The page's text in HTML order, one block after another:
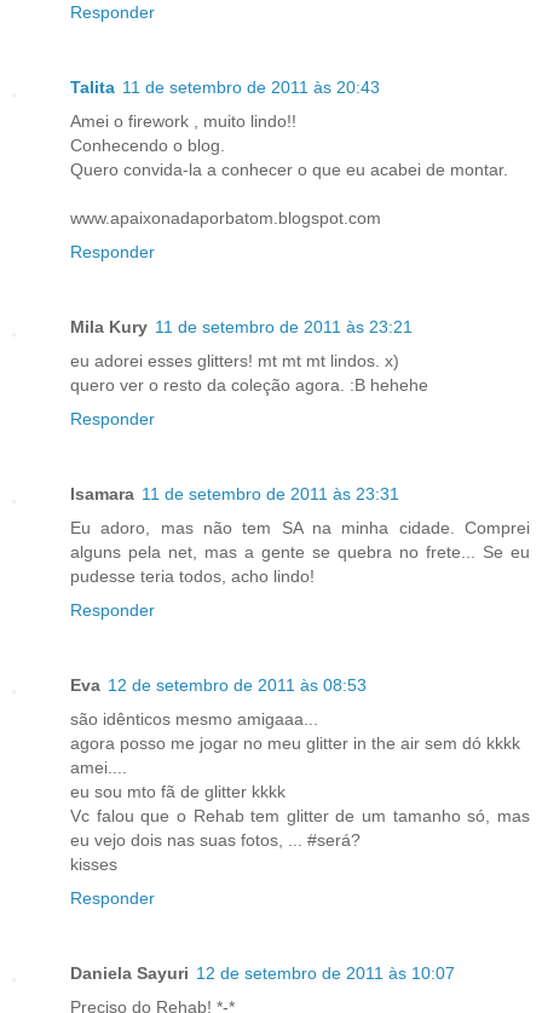
Responder
Talita 11 de setembro de 2011 às 20:43
Amei o firework , muito lindo!!
Conhecendo o blog.
Quero convida-la a conhecer o que eu acabei de montar.
www.apaixonadaporbatom.blogspot.com
Responder
Mila Kury 11 de setembro de 2011 às 23:21
eu adorei esses glitters! mt mt mt lindos. x)
quero ver o resto da coleção agora. :B hehehe
Responder
Isamara 11 de setembro de 2011 às 23:31
Eu adoro, mas não tem SA na minha cidade. Comprei
alguns pela net, mas a gente se quebra no frete... Se eu
pudesse teria todos, acho lindo!
Responder
Eva 12 de setembro de 2011 às 08:53
são idênticos mesmo amigaaa...
agora posso me jogar no meu glitter in the air sem dó kkkk
amei....
eu sou mto fã de glitter kkkk
Vc falou que o Rehab tem glitter de um tamanho só, mas
eu vejo dois nas suas fotos, ... #será?
kisses
Responder
Daniela Sayuri 12 de setembro de 2011 às 10:07
Preciso do Rehab! *-*